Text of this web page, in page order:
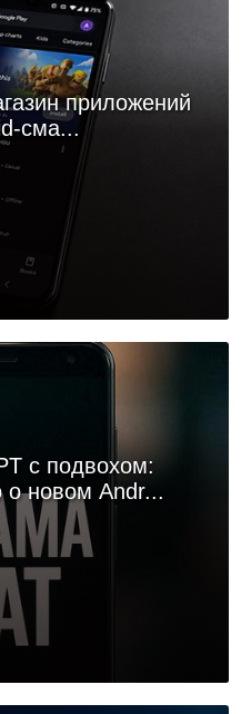
приложений
сма...
с подвохом:
новом Andr...